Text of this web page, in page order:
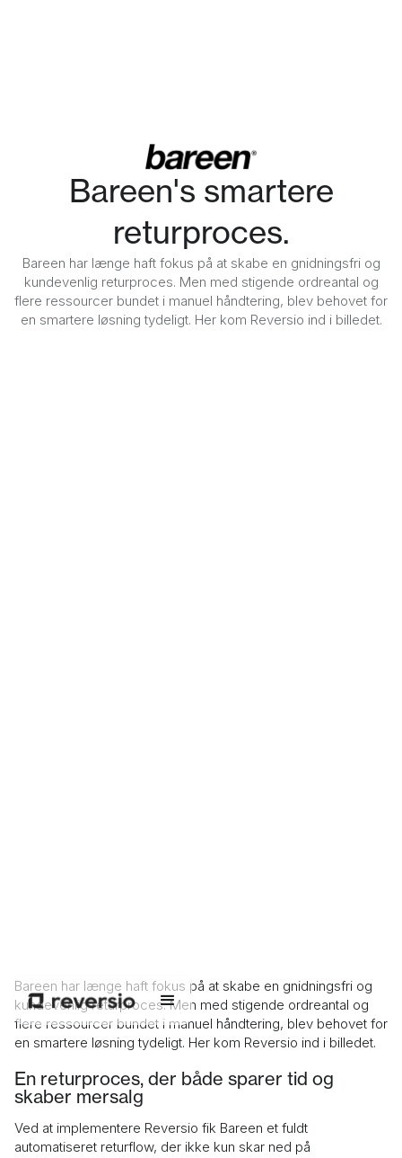
Bareen's smartere
returproces.
Bareen har længe haft fokus på at skabe en gnidningsfri og
kundevenlig returproces. Men med stigende ordreantal og
flere ressourcer bundet i manuel håndtering, blev behovet for
en smartere løsning tydeligt. Her kom Reversio ind i billedet.
27%
Vækst i gavekort­salg på returordrer
Bareen har længe haft fokus på at skabe en gnidningsfri og
kundevenlig returproces. Men med stigende ordreantal og
flere ressourcer bundet i manuel håndtering, blev behovet for
en smartere løsning tydeligt. Her kom Reversio ind i billedet.
En returproces, der både sparer tid og
skaber mersalg
Ved at implementere Reversio fik Bareen et fuldt
automatiseret returflow, der ikke kun skar ned på